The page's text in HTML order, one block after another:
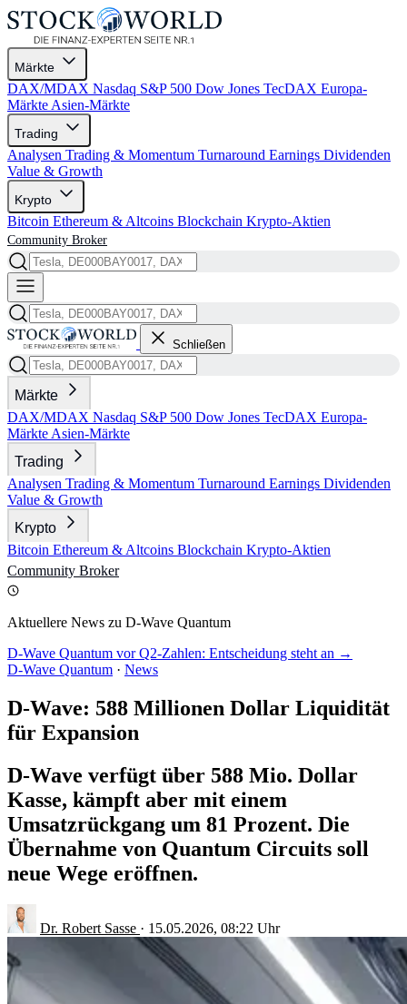
Märkte
DAX/MDAX Nasdaq S&P 500 Dow Jones TecDAX Europa-
Märkte Asien-Märkte
Trading
Analysen Trading & Momentum Turnaround Earnings Dividenden
Value & Growth
Krypto
Bitcoin Ethereum & Altcoins Blockchain Krypto-Aktien
Community Broker
Schließen
Märkte
DAX/MDAX Nasdaq S&P 500 Dow Jones TecDAX Europa-
Märkte Asien-Märkte
Trading
Analysen Trading & Momentum Turnaround Earnings Dividenden
Value & Growth
Krypto
Bitcoin Ethereum & Altcoins Blockchain Krypto-Aktien
Community Broker
Aktuellere News zu D-Wave Quantum
D-Wave Quantum vor Q2-Zahlen: Entscheidung steht an →
D-Wave Quantum · News
D-Wave: 588 Millionen Dollar Liquidität
für Expansion
D-Wave verfügt über 588 Mio. Dollar
Kasse, kämpft aber mit einem
Umsatzrückgang um 81 Prozent. Die
Übernahme von Quantum Circuits soll
neue Wege eröffnen.
Dr. Robert Sasse · 15.05.2026, 08:22 Uhr